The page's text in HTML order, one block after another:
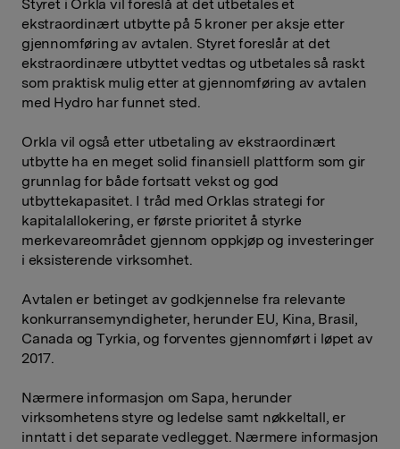
Styret i Orkla vil foreslå at det utbetales et
ekstraordinært utbytte på 5 kroner per aksje etter
gjennomføring av avtalen. Styret foreslår at det
ekstraordinære utbyttet vedtas og utbetales så raskt
som praktisk mulig etter at gjennomføring av avtalen
med Hydro har funnet sted.
Orkla vil også etter utbetaling av ekstraordinært
utbytte ha en meget solid finansiell plattform som gir
grunnlag for både fortsatt vekst og god
utbyttekapasitet. I tråd med Orklas strategi for
kapitalallokering, er første prioritet å styrke
merkevareområdet gjennom oppkjøp og investeringer
i eksisterende virksomhet.
Avtalen er betinget av godkjennelse fra relevante
konkurransemyndigheter, herunder EU, Kina, Brasil,
Canada og Tyrkia, og forventes gjennomført i løpet av
2017.
Nærmere informasjon om Sapa, herunder
virksomhetens styre og ledelse samt nøkkeltall, er
inntatt i det separate vedlegget. Nærmere informasjon